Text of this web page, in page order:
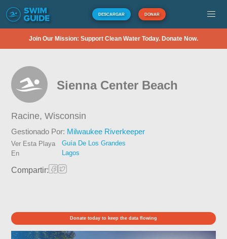
DESCARGAR DONAR
Join Our Mission: Support Clean Water Today. Donate Now.
Sienna Center Beach
Racine,Wisconsin
Gestionado Por: Milwaukee Riverkeeper
Ver Esta Playa
En
Guía De Los Grandes
Lagos
Compartir:
Donate today to keep the data flowing